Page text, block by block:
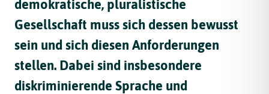
demokratische, pluralistische
Gesellschaft muss sich dessen bewusst
sein und sich diesen Anforderungen
stellen. Dabei sind insbesondere
diskriminierende Sprache und